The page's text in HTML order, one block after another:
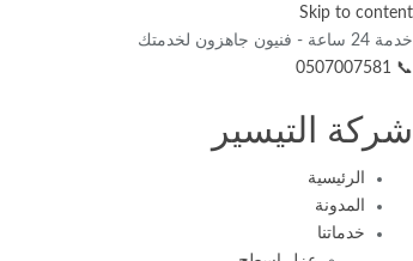
Skip to content
خدمة 24 ساعة - فنيون جاهزون لخدمتك
📞 0507007581
شركة التيسير
الرئيسية
المدونة
خدماتنا